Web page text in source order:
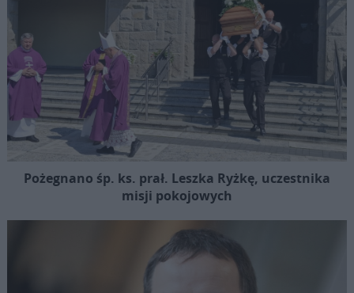
Pożegnano śp. ks. prał. Leszka Ryżkę, uczestnika
misji pokojowych